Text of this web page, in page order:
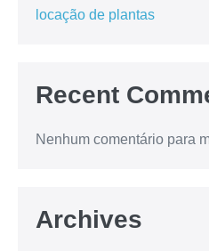
locação de plantas
Recent
Nenhum comentário para
Archives